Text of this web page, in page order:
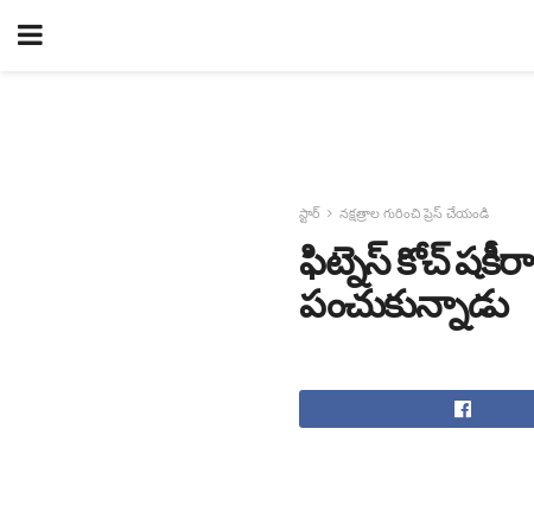
స్టార్ నక్షత్రాల గురించి ప్రెస్ చేయండి
ఫిట్నెస్ కోచ్
పంచుకున్నాడు